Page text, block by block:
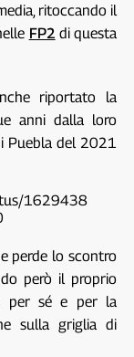
ritoccando il
FP2 di questa
riportato la
anni dalla loro
Puebla del 2021
1629438
perde lo scontro
però il proprio
per sé e per la
sulla griglia di